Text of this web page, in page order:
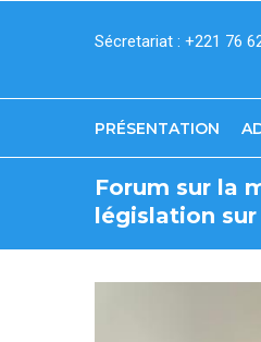
principal
Sécretariat : +221 76
PRÉSENTATION
Forum sur la
législation